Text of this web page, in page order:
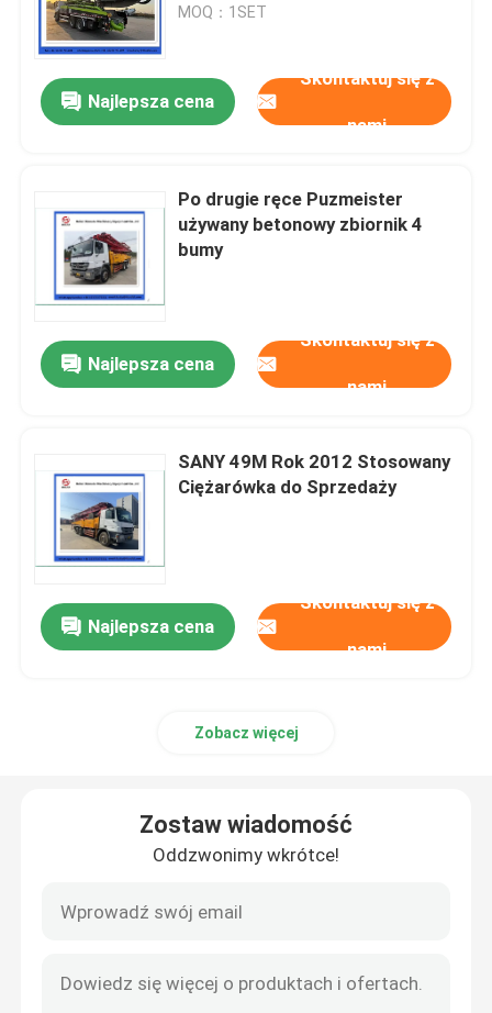
Dom
Filmy
Wycieczka po fabryce
Poprosić o wycenę
Second Hand Mixer Truck
MOQ：1SET
Najlepsza cena
Skontaktuj się z
nami
Po drugie ręce Puzmeister
używany betonowy zbiornik 4
bumy
Najlepsza cena
Skontaktuj się z
nami
SANY 49M Rok 2012 Stosowany
Ciężarówka do Sprzedaży
Najlepsza cena
Skontaktuj się z
nami
Zobacz więcej
Zostaw wiadomość
Oddzwonimy wkrótce!